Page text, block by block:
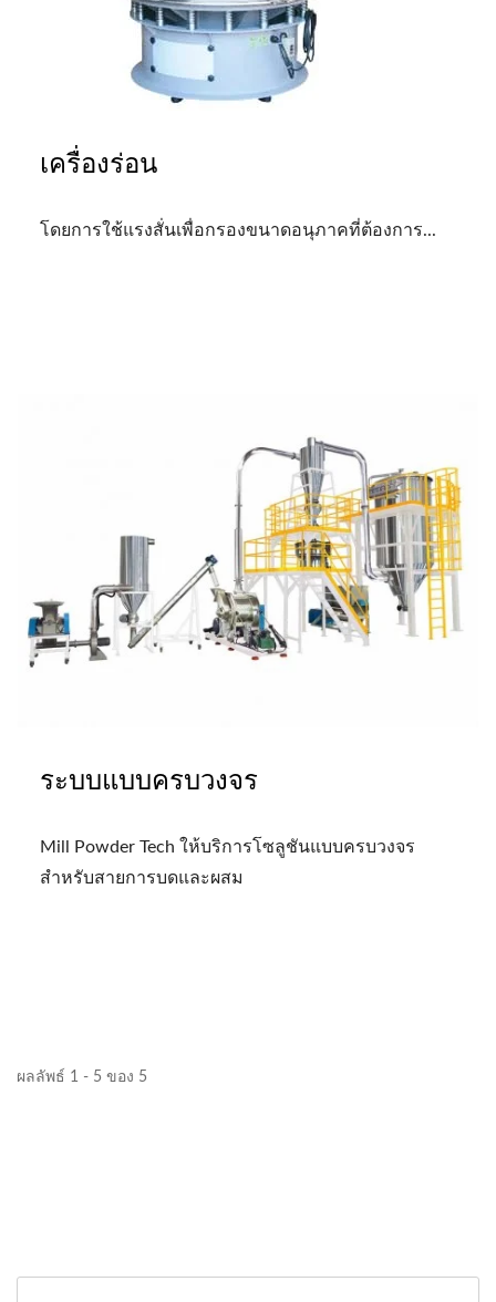
เครื่องร่อน
โดยการใช้แรงสั่นเพื่อกรองขนาดอนุภาคที่ต้องการ...
ระบบแบบครบวงจร
Mill Powder Tech ให้บริการโซลูชันแบบครบวงจร
สำหรับสายการบดและผสม
ผลลัพธ์ 1 - 5 ของ 5